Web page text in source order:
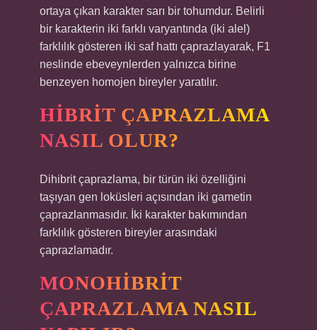
ortaya çıkan karakter sarı bir tohumdur. Belirli
bir karakterin iki farklı varyantında (iki alel)
farklılık gösteren iki saf hattı çaprazlayarak, F1
neslinde ebeveynlerden yalnızca birine
benzeyen homojen bireyler yaratılır.
HIBRIT ÇAPRAZLAMA
NASIL OLUR?
Dihibrit çaprazlama, bir türün iki özelliğini
taşıyan gen loküsleri açısından iki gametin
çaprazlanmasıdır. İki karakter bakımından
farklılık gösteren bireyler arasındaki
çaprazlamadır.
MONOHIBRIT
ÇAPRAZLAMA NASIL